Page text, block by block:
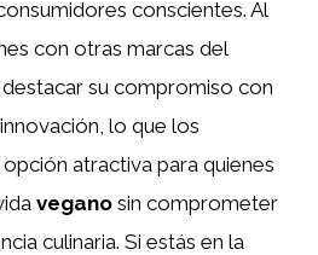
conscientes. Al
con otras marcas del
su compromiso con
lo que los
atractiva para quienes
vegano sin comprometer
culinaria. Si estás en la